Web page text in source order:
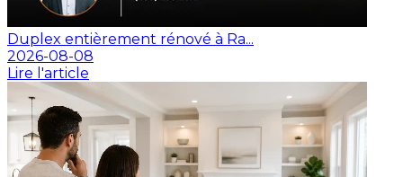
Duplex entièrement rénové à Ra...
2026-08-08
Lire l'article